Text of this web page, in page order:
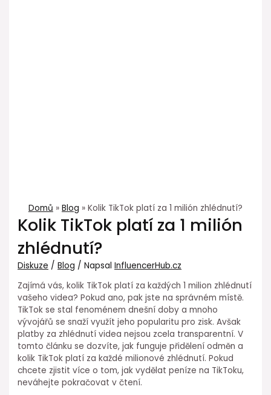
Domů Blog Kolik TikTok platí za 1 milión zhlédnutí?
Kolik TikTok platí za 1 milión
zhlédnutí?
Diskuze /Blog / NapsalInfluencerHub.cz
Zajímá vás, kolik TikTok platí za každých 1 milion zhlédnutí
vašeho videa? Pokud ano, pak jste na správném místě.
TikTok se stal fenoménem dnešní doby a mnoho
vývojářů se snaží využít jeho popularitu pro zisk. Avšak
platby za zhlédnutí videa nejsou zcela transparentní. V
tomto článku se dozvíte, jak funguje přidělení odměn a
kolik TikTok platí za každé milionové zhlédnutí. Pokud
chcete zjistit více o tom, jak vydělat peníze na TikToku,
neváhejte pokračovat v čtení.